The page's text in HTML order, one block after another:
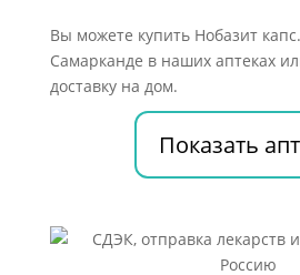
Вы можете купить Нобазит
Самарканде в наших аптеках
доставку на дом.
Показать